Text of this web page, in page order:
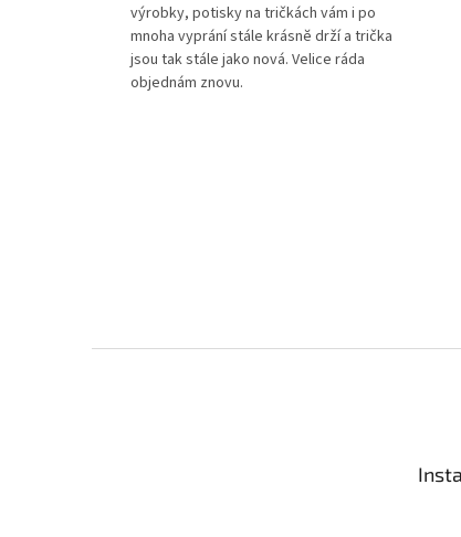
výrobky, potisky na tričkách vám i po
mnoha vyprání stále krásnĕ drží a trička
jsou tak stále jako nová. Velice ráda
objednám znovu.